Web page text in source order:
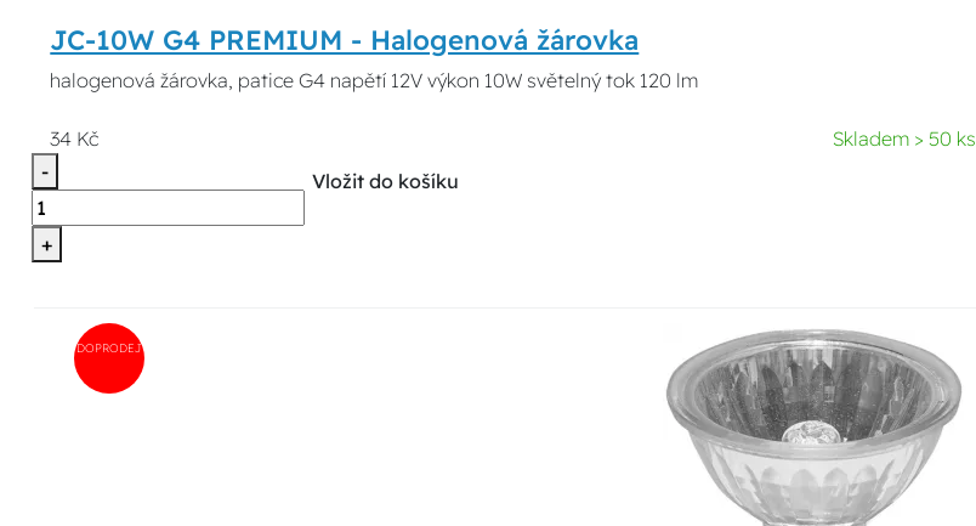
JC-10W G4 PREMIUM - Halogenová žárovka
halogenová žárovka, patice G4 napětí 12V výkon 10W světelný tok 120 lm
34 Kč
Skladem > 50 ks
-
+
Vložit do košíku
DOPRODEJ